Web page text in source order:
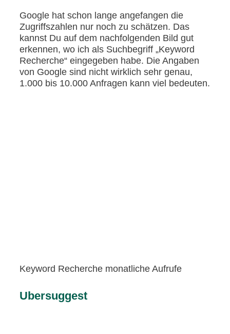
Google hat schon lange angefangen die
Zugriffszahlen nur noch zu schätzen. Das
kannst Du auf dem nachfolgenden Bild gut
erkennen, wo ich als Suchbegriff „Keyword
Recherche“ eingegeben habe. Die Angaben
von Google sind nicht wirklich sehr genau,
1.000 bis 10.000 Anfragen kann viel bedeuten.
Keyword Recherche monatliche Aufrufe
Ubersuggest